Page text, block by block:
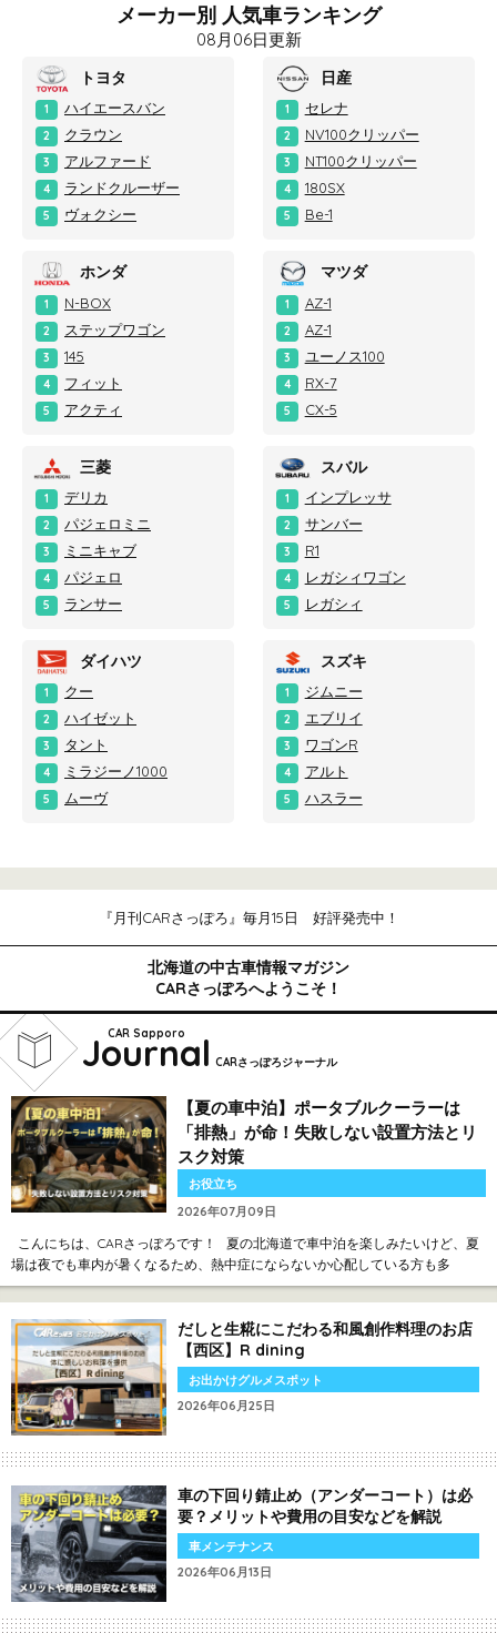
メーカー別 人気車ランキング
08月06日更新
トヨタ
1 ハイエースバン
2 クラウン
3 アルファード
4 ランドクルーザー
5 ヴォクシー
日産
1 セレナ
2 NV100クリッパー
3 NT100クリッパー
4 180SX
5 Be-1
ホンダ
1 N-BOX
2 ステップワゴン
3 145
4 フィット
5 アクティ
マツダ
1 AZ-1
2 AZ-1
3 ユーノス100
4 RX-7
5 CX-5
三菱
1 デリカ
2 パジェロミニ
3 ミニキャブ
4 パジェロ
5 ランサー
スバル
1 インプレッサ
2 サンバー
3 R1
4 レガシィワゴン
5 レガシィ
ダイハツ
1 クー
2 ハイゼット
3 タント
4 ミラジーノ1000
5 ムーヴ
スズキ
1 ジムニー
2 エブリイ
3 ワゴンR
4 アルト
5 ハスラー
『月刊CARさっぽろ』毎月15日 好評発売中！
北海道の中古車情報マガジン
CARさっぽろへようこそ！
CAR Sapporo
Journal CARさっぽろジャーナル
【夏の車中泊】ポータブルクーラーは
「排熱」が命！失敗しない設置方法とリ
スク対策
お役立ち
2026年07月09日
こんにちは、CARさっぽろです！ 夏の北海道で車中泊を楽しみたいけど、夏
場は夜でも車内が暑くなるため、熱中症にならないか心配している方も多
お出かけグルメスポット
2026年06月25日
だしと生糀にこだわる和風創作料理のお店
【西区】R dining
車メンテナンス
2026年06月13日
車の下回り錆止め（アンダーコート）は必
要？メリットや費用の目安などを解説